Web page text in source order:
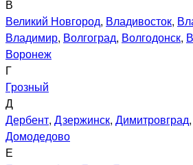
В
Великий Новгород, Владивосток,
Владимир, Волгоград, Волгодонск,
Воронеж
Г
Грозный
Д
Дербент, Дзержинск, Димитровград,
Домодедово
Е